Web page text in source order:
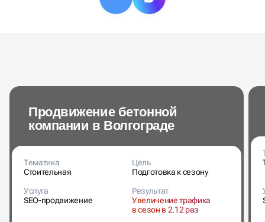
Продвижение бетонной
компании в Волгограде
Тематика
Стоительная
Цель
Подготовка к сезону
Услуга
SEO-продвижение
Результат
Увеличение трафика
в сезон в 2.12 раз